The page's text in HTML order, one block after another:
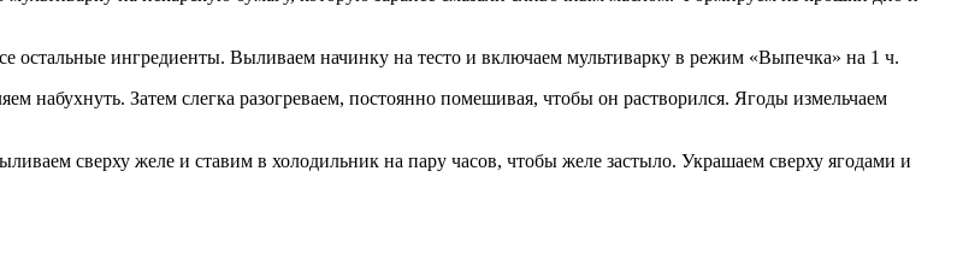
остальные ингредиенты. Выливаем начинку на тесто и включаем мультиварку в режим «Выпечка» на 1 ч.
набухнуть. Затем слегка разогреваем, постоянно помешивая, чтобы он растворился. Ягоды измельчаем
сверху желе и ставим в холодильник на пару часов, чтобы желе застыло. Украшаем сверху ягодами и